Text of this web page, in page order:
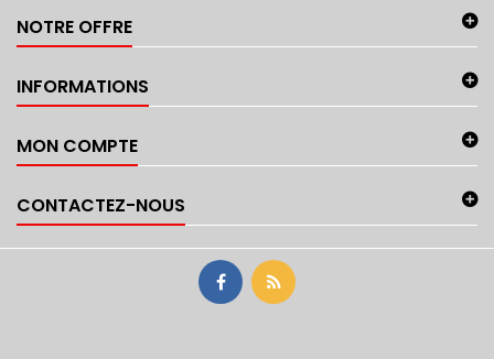
NOTRE OFFRE
INFORMATIONS
MON COMPTE
CONTACTEZ-NOUS